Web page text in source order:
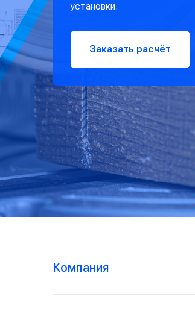
установки.
Заказать расчёт
Компания